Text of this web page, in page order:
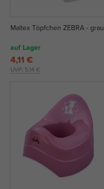
Maltex Töpfchen ZEBRA - grau
auf Lager
UVP: 5,14 €
4,11 €